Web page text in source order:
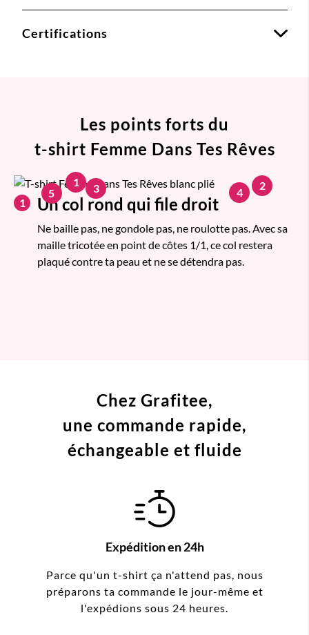
Certifications
Les points forts du
t-shirt Femme Dans Tes Rêves
1 Un col rond qui file droit
Ne baille pas, ne gondole pas, ne roulotte pas. Avec sa
maille tricotée en point de côtes 1/1, ce col restera
plaqué contre ta peau et ne se détendra pas.
1 2
3 4
5
Chez Grafitee,
une commande rapide,
échangeable et fluide
Expédition en 24h
Parce qu'un t-shirt ça n'attend pas, nous
préparons ta commande le jour-même et
l'expédions sous 24 heures.